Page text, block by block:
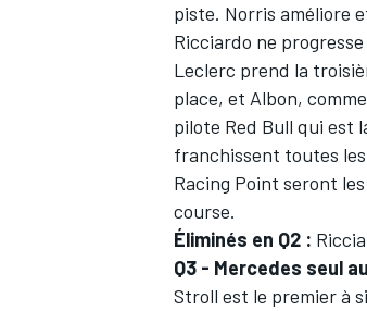
piste. Norris améliore
Ricciardo ne
Leclerc prend la
place, et Albon,
pilote Red Bull qui est
franchissent toutes
Racing Point seront
course.
Éliminés en Q2 :
Q3 - Mercedes seul
Stroll est le premier à